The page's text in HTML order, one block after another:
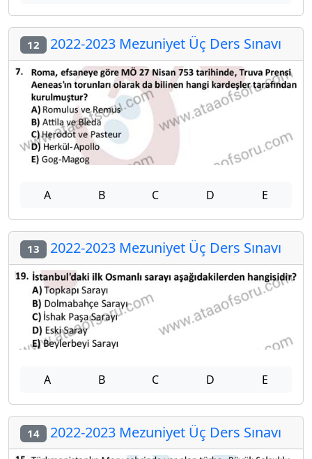
12 2022-2023 Mezuniyet Üç Ders Sınavı
A B C D E
13 2022-2023 Mezuniyet Üç Ders Sınavı
A B C D E
14 2022-2023 Mezuniyet Üç Ders Sınavı